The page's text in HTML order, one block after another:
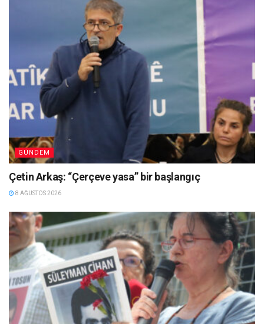
GÜNDEM
Çetin Arkaş: “Çerçeve yasa” bir başlangıç
8 AĞUSTOS 2026